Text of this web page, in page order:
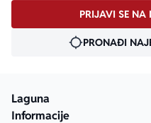
PRIJAVI SE NA
PRONAĐI
Laguna
Informacije